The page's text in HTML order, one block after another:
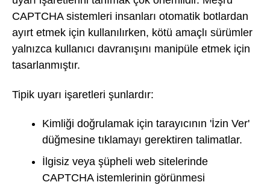
CAPTCHA sistemleri insanları otomatik botlardan
ayırt etmek için kullanılırken, kötü amaçlı sürümler
yalnızca kullanıcı davranışını manipüle etmek için
tasarlanmıştır.
Tipik uyarı işaretleri şunlardır:
Kimliği doğrulamak için tarayıcının 'İzin Ver'
düğmesine tıklamayı gerektiren talimatlar.
İlgisiz veya şüpheli web sitelerinde
CAPTCHA istemlerinin görünmesi